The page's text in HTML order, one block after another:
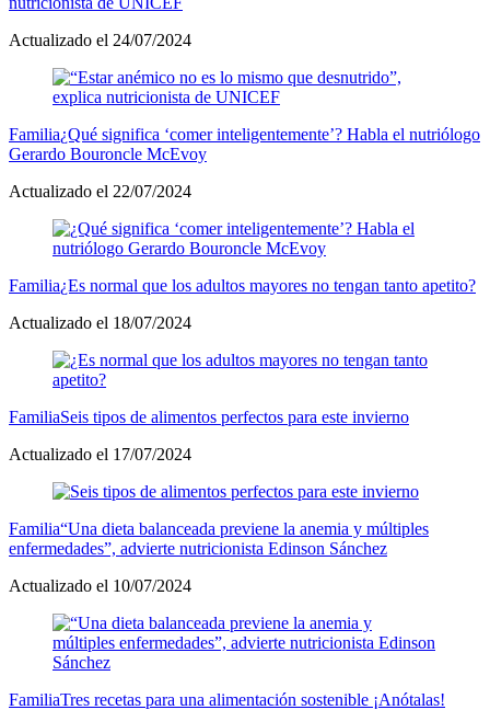
Actualizado el 24/07/2024
Familia¿Qué significa ‘comer inteligentemente’? Habla el nutriólogo
Gerardo Bouroncle McEvoy
Actualizado el 22/07/2024
Familia¿Es normal que los adultos mayores no tengan tanto apetito?
Actualizado el 18/07/2024
FamiliaSeis tipos de alimentos perfectos para este invierno
Actualizado el 17/07/2024
Familia“Una dieta balanceada previene la anemia y múltiples
enfermedades”, advierte nutricionista Edinson Sánchez
Actualizado el 10/07/2024
FamiliaTres recetas para una alimentación sostenible ¡Anótalas!